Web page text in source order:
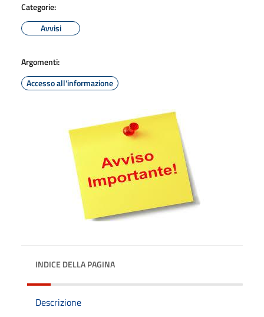
Categorie:
Avvisi
Argomenti:
Accesso all'informazione
INDICE DELLA PAGINA
Descrizione